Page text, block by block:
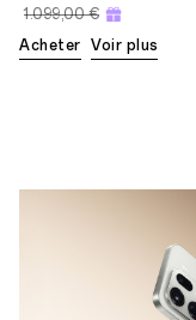
1.099,00 €
Acheter
Voir plus